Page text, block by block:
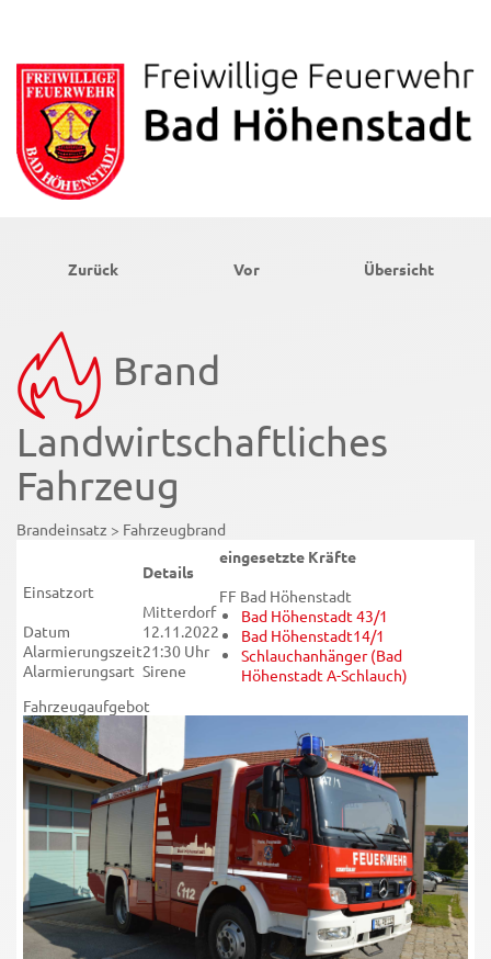
Zurück Vor Übersicht
Brand
Landwirtschaftliches
Fahrzeug
Brandeinsatz > Fahrzeugbrand
Einsatzort
Details
Mitterdorf
Datum
12.11.2022
Alarmierungszeit21:30 Uhr
Alarmierungsart Sirene
eingesetzte Kräfte
FF Bad Höhenstadt
Bad Höhenstadt 43/1
Bad Höhenstadt14/1
Schlauchanhänger (Bad
Höhenstadt A-Schlauch)
Fahrzeugaufgebot